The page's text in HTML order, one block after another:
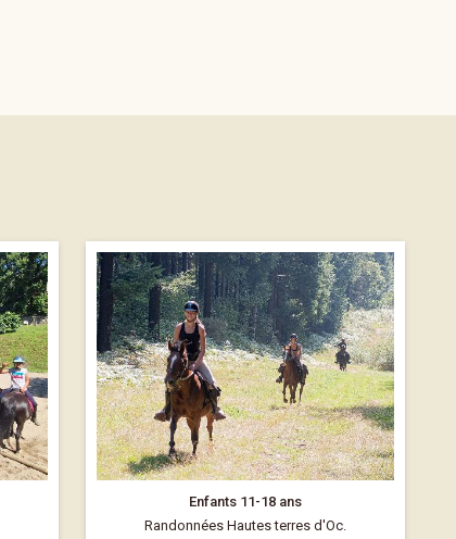
Enfants 11-18 ans
Randonnées Hautes terres d'Oc.